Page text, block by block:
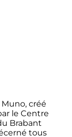
créé
le Centre
Brabant
tous